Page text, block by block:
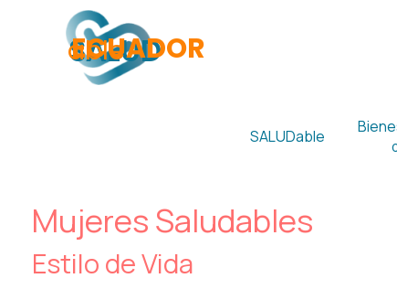
Vaya al Contenido
ECUADOR
SALUD
able
SALUDable
Mujeres Saludables
Estilo de Vida